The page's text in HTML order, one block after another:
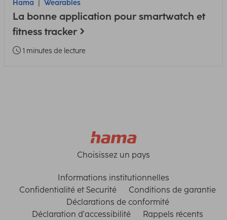
Hama Wearables
La bonne application pour smartwatch et
fitness tracker
1 minutes de lecture
Choisissez un pays
Informations institutionnelles
Confidentialité et Securité
Conditions de garantie
Déclarations de conformité
Déclaration d'accessibilité
Rappels récents